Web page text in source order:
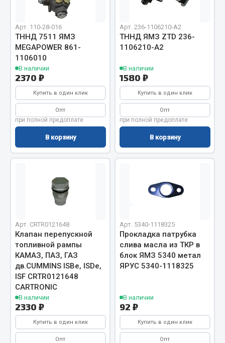
Показать ещё
Весь раздел
Смазочные материалы
Охладжающие жидкости
Технические жидкости
Весь раздел
МЕТИЗЫ
Гайки
Кольца стопорные
Пресс-масленки
Пробки
Пружины
Хомуты
Показать ещё
Арт. 110-28-016
ТННД 7511 ЯМЗ
MEGAPOWER 861-
1106010
В наличии
2370 ₽
Купить в один клик
Опт
при полной предоплате
В корзину
Арт. 236-1106210-А2
ТННД ЯМЗ ZTD 236-
1106210-А2
В наличии
1580 ₽
Купить в один клик
Опт
при полной предоплате
В корзину
Арт. CRTR0121648
Клапан перепускной
топливной рампы
КАМАЗ, ПАЗ, ГАЗ
дв.CUMMINS ISBe, ISDe,
ISF CRTR0121648
CARTRONIC
В наличии
2330 ₽
Купить в один клик
Опт
Арт. 5340-1118325
Прокладка патрубка
слива масла из ТКР в
блок ЯМЗ 5340 метал
ЯРУС 5340-1118325
В наличии
92 ₽
Купить в один клик
Опт